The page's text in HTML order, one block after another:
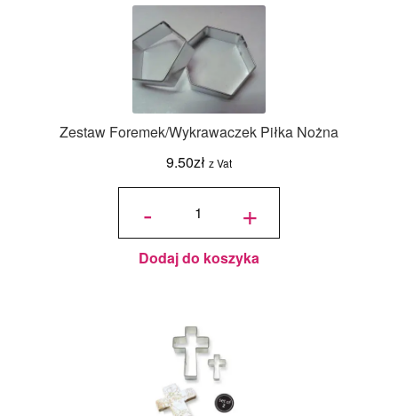
Zestaw Foremek/Wykrawaczek Piłka Nożna
9.50zł z Vat
-
ilość Zestaw
Piłka Nożna +
Dodaj do koszyka